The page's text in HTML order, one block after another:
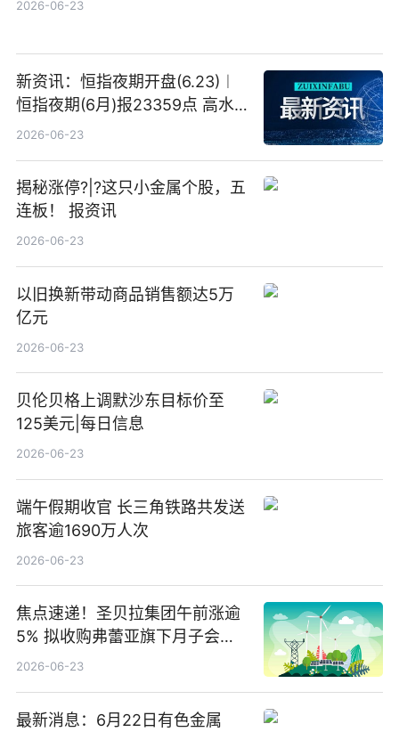
2026-06-23
新资讯：恒指夜期开盘(6.23)︱
恒指夜期(6月)报23359点 高水
23点
2026-06-23
揭秘涨停?|?这只小金属个股，五
连板！ 报资讯
2026-06-23
以旧换新带动商品销售额达5万
亿元
2026-06-23
贝伦贝格上调默沙东目标价至
125美元|每日信息
2026-06-23
端午假期收官 长三角铁路共发送
旅客逾1690万人次
2026-06-23
焦点速递！圣贝拉集团午前涨逾
5% 拟收购弗蕾亚旗下月子会所
业务少数股权
2026-06-23
最新消息：6月22日有色金属